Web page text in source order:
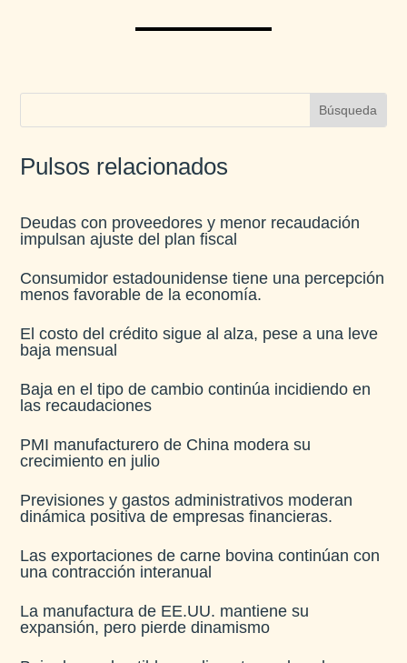
Pulsos relacionados
Deudas con proveedores y menor recaudación
impulsan ajuste del plan fiscal​
Consumidor estadounidense tiene una percepción
menos favorable de la economía​.
El costo del crédito sigue al alza, pese a una leve
baja mensual​
Baja en el tipo de cambio continúa incidiendo en
las recaudaciones​
PMI manufacturero de China modera su
crecimiento en julio​
Previsiones y gastos administrativos moderan
dinámica positiva de empresas financieras​.
Las exportaciones de carne bovina continúan con
una contracción interanual
La manufactura de EE.UU. mantiene su
expansión, pero pierde dinamismo